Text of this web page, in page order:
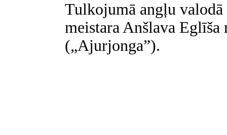
Tulkojumā angļu valodā
meistara Anšlava Eglīša
(„Ajurjonga”).